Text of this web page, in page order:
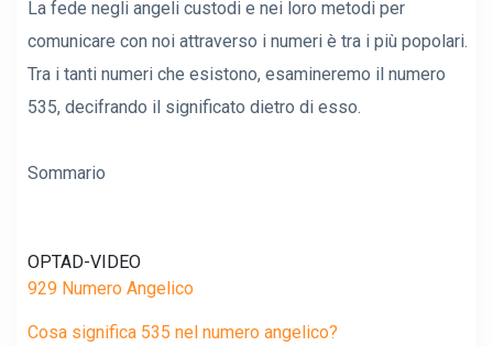
La fede negli angeli custodi e nei loro metodi per
comunicare con noi attraverso i numeri è tra i più popolari.
Tra i tanti numeri che esistono, esamineremo il numero
535, decifrando il significato dietro di esso.
Sommario
OPTAD-VIDEO
929 Numero Angelico
Cosa significa 535 nel numero angelico?